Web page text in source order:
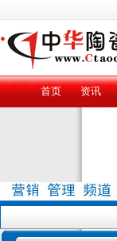
首页 资讯